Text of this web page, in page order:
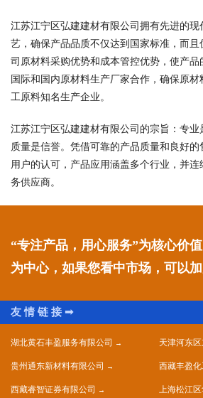
江苏江宁区弘建建材有限公司拥有先进的
艺，确保产品品质不仅达到国家标准，而
司原材料采购优势和成本管控优势，使产
国际和国内原材料生产厂家合作，确保原
工原料知名生产企业。
江苏江宁区弘建建材有限公司的宗旨：专业
质量是信誉。凭借可靠的产品质量和良好
用户的认可，产品应用涵盖多个行业，并
务供应商。
“专注产品，用心服务”为核心价
为中心，如果您看中市场，可以加
湖北黄石丰盈服务有限公司 天津河东
贵州通东新材料有限公司 西藏丰盈化
西藏睿智证券有限公司 上海松江